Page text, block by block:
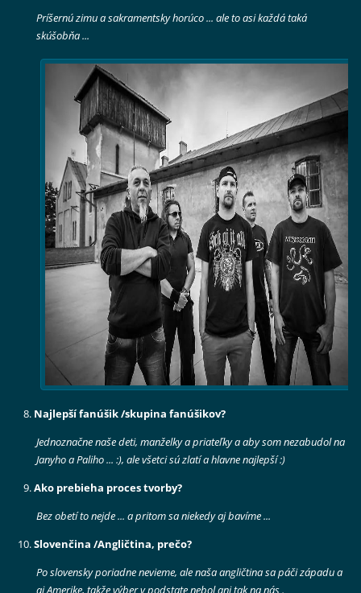
Príšernú zimu a sakramentsky horúco ... ale to asi každá taká
skúšobňa ...
Najlepší fanúšik /skupina fanúšikov?
Jednoznačne naše deti, manželky a priateľky a aby som nezabudol na
Janyho a Paliho ... :), ale všetci sú zlatí a hlavne najlepší :)
Ako prebieha proces tvorby?
Bez obetí to nejde ... a pritom sa niekedy aj bavíme ...
Slovenčina /Angličtina, prečo?
Po slovensky poriadne nevieme, ale naša angličtina sa páči západu a
aj Amerike, takže výber v podstate nebol ani tak na nás .